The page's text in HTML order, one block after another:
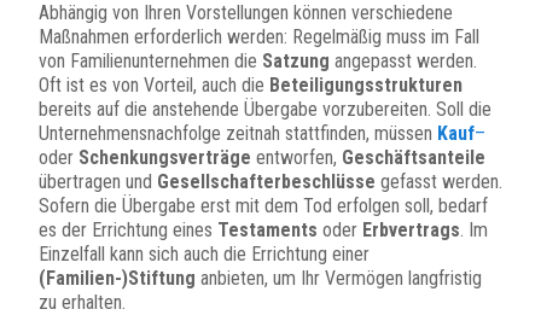
Abhängig von Ihren Vorstellungen können verschiedene
Maßnahmen erforderlich werden: Regelmäßig muss im Fall
von Familienunternehmen die Satzung angepasst werden.
Oft ist es von Vorteil, auch die Beteiligungsstrukturen
bereits auf die anstehende Übergabe vorzubereiten. Soll die
Unternehmensnachfolge zeitnah stattfinden, müssen Kauf–
oder Schenkungsverträge entworfen, Geschäftsanteile
übertragen und Gesellschafterbeschlüsse gefasst werden.
Sofern die Übergabe erst mit dem Tod erfolgen soll, bedarf
es der Errichtung eines Testaments oder Erbvertrags. Im
Einzelfall kann sich auch die Errichtung einer
(Familien-)Stiftung anbieten, um Ihr Vermögen langfristig
zu erhalten.